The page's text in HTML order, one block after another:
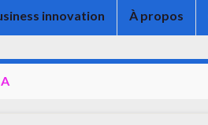
innovation À propos